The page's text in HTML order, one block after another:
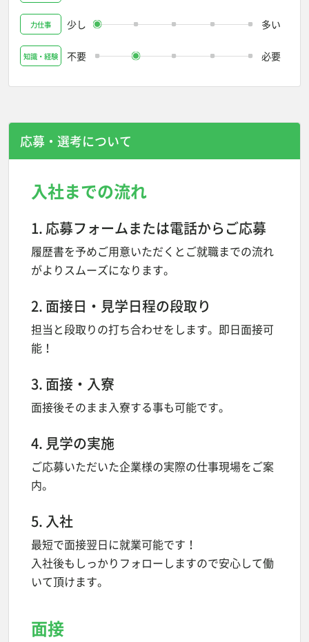
力仕事 少し 多い
知識・経験 不要 必要
応募・選考について
入社までの流れ
1. 応募フォームまたは電話からご応募
履歴書を予めご用意いただくとご就職までの流れ
がよりスムーズになります。
2. 面接日・見学日程の段取り
担当と段取りの打ち合わせをします。即日面接可
能！
3. 面接・入寮
面接後そのまま入寮する事も可能です。
4. 見学の実施
ご応募いただいた企業様の実際の仕事現場をご案
内。
5. 入社
最短で面接翌日に就業可能です！
入社後もしっかりフォローしますので安心して働
いて頂けます。
面接